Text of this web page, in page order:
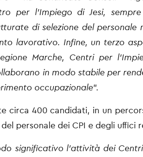
per l’Impiego di Jesi,
di selezione del personale
lavorativo. Infine, un terzo
Marche, Centri per
in modo stabile per
occupazionale”.
circa 400 candidati, in un
personale dei CPI e degli uffici
significativo l’attività dei